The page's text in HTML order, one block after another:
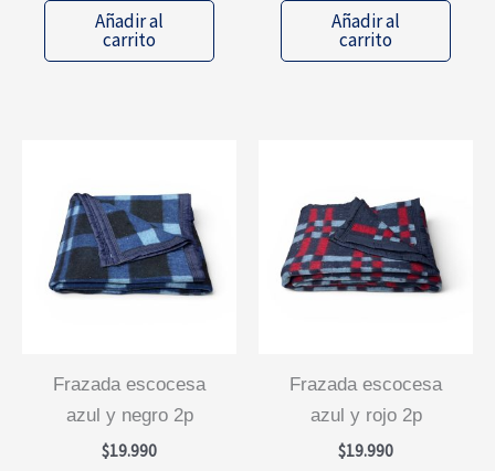
original
era:
actual
$21.343.
Añadir al
carrito
Añadir al
carrito
frazada escocesa
azul y negro 2p
$19.990
frazada escocesa
azul y rojo 2p
$19.990